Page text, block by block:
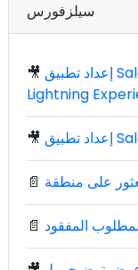
سيلزفورس
🎥 إعداد تطبيق Salesforce Connected باستخدام
Lightning
🎥
📄
📄 المفقود